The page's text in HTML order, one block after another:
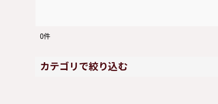
0件
カテゴリで絞り込む